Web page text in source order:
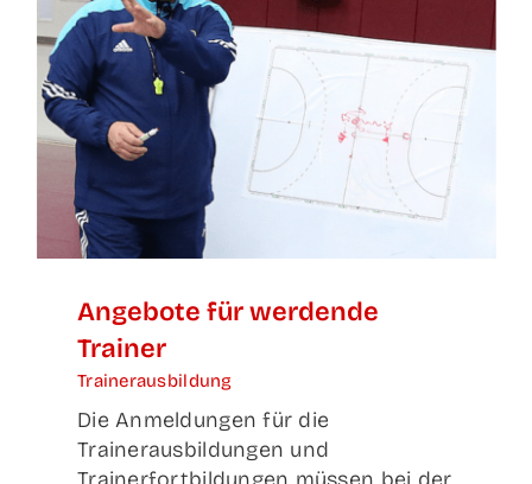
Ange­bo­te für wer­den­de
Trainer
Trainerausbildung
Die Anmeldungen für die
Trainerausbildungen und